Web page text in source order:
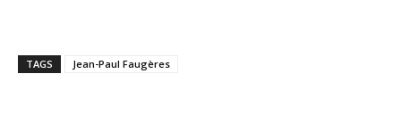
TAGS Jean-Paul Faugères